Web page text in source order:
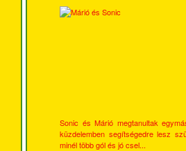
Sonic és Márió megtanultak
küzdelemben segítségedre lesz
minél több gól és jó csel...